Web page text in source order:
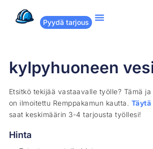
Pyydä tarjous
kylpyhuoneen
Etsitkö tekijää vastaavalle työlle? Tämä
on ilmoitettu Remppakamun kautta.
saat keskimäärin 3-4 tarjousta työllesi!
Hinta